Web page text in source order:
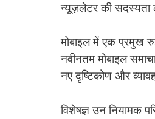
न्यूज़लेटर की सदस्यता
मोबाइल में एक प्रमुख
नवीनतम मोबाइल
नए दृष्टिकोण और
विशेषज्ञ उन नियामक